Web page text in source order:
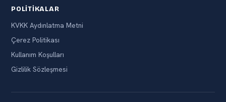
POLITIKALAR
KVKK Aydınlatma Metni
Çerez Politikası
Kullanım Koşulları
Gizlilik Sözleşmesi